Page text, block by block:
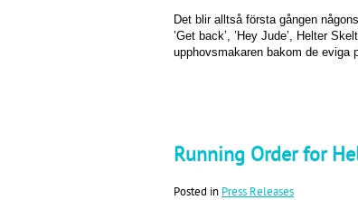
Det blir alltså första gången
’Get back’, ’Hey Jude’, Helter
upphovsmakaren bakom de eviga
Running Order for
Posted in Press Releases